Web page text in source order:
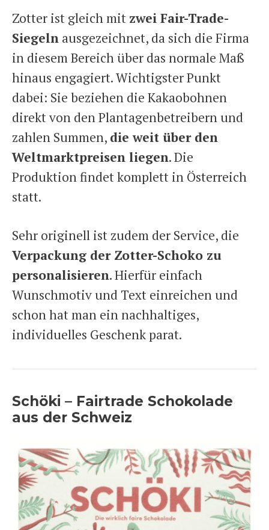
Zotter ist gleich mit zwei Fair-Trade-
Siegeln ausgezeichnet, da sich die Firma
in diesem Bereich über das normale Maß
hinaus engagiert. Wichtigster Punkt
dabei: Sie beziehen die Kakaobohnen
direkt von den Plantagenbetreibern und
zahlen Summen, die weit über den
Weltmarktpreisen liegen. Die
Produktion findet komplett in Österreich
statt.
Sehr originell ist zudem der Service, die
Verpackung der Zotter-Schoko zu
personalisieren. Hierfür einfach
Wunschmotiv und Text einreichen und
schon hat man ein nachhaltiges,
individuelles Geschenk parat.
Schöki – Fairtrade Schokolade
aus der Schweiz